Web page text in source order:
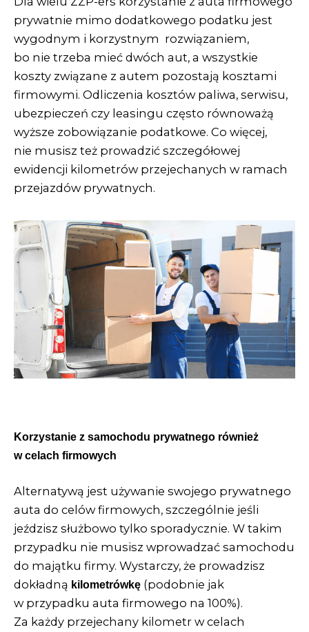
prywatnie mimo dodatkowego podatku jest
wygodnym i korzystnym rozwiązaniem,
bo nie trzeba mieć dwóch aut, a wszystkie
koszty związane z autem pozostają kosztami
firmowymi. Odliczenia kosztów paliwa, serwisu,
ubezpieczeń czy leasingu często równoważą
wyższe zobowiązanie podatkowe. Co więcej,
nie musisz też prowadzić szczegółowej
ewidencji kilometrów przejechanych w ramach
przejazdów prywatnych.
Korzystanie z samochodu prywatnego również
w celach firmowych
Alternatywą jest używanie swojego prywatnego
auta do celów firmowych, szczególnie jeśli
jeździsz służbowo tylko sporadycznie. W takim
przypadku nie musisz wprowadzać samochodu
do majątku firmy. Wystarczy, że prowadzisz
dokładną kilometrówkę (podobnie jak
w przypadku auta firmowego na 100%).
Za każdy przejechany kilometr w celach